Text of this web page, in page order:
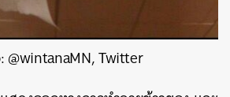
@wintanaMN, Twitter